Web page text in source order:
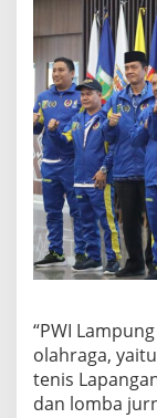
“PWI
olahraga,
tenis
dan lomba